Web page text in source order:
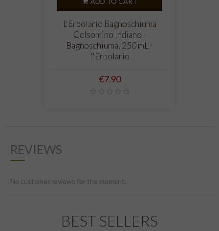
L'Erbolario Bagnoschiuma
Gelsomino Indiano -
Bagnoschiuma, 250 mL -
L'Erbolario
Price
€7.90
REVIEWS
No customer reviews for the moment.
BEST SELLERS